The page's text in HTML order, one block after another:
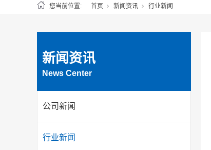
您当前位置: 首页 新闻资讯 行业新闻
新闻资讯
News Center
公司新闻
行业新闻